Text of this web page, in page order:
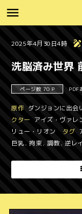
2025年4月30日4時
洗脳済み世界
ページ数 70 P PDF
原作 ダンジョンに出会
クター アイズ・ヴァレ
リュー・リオン
タグ
巨乳,拘束, 調教,逆レ